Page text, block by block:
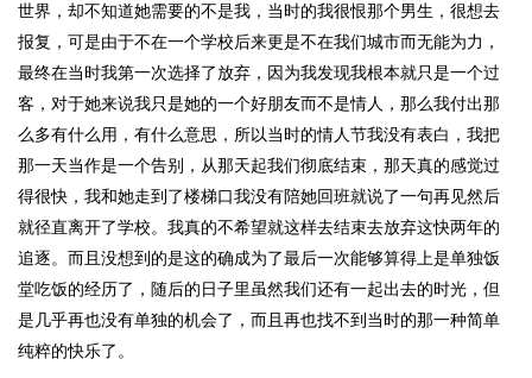
世界，却不知道她需要的不是我，当时的我很恨那个男生，很想去
报复，可是由于不在一个学校后来更是不在我们城市而无能为力，
最终在当时我第一次选择了放弃，因为我发现我根本就只是一个过
客，对于她来说我只是她的一个好朋友而不是情人，那么我付出那
么多有什么用，有什么意思，所以当时的情人节我没有表白，我把
那一天当作是一个告别，从那天起我们彻底结束，那天真的感觉过
得很快，我和她走到了楼梯口我没有陪她回班就说了一句再见然后
就径直离开了学校。我真的不希望就这样去结束去放弃这快两年的
追逐。而且没想到的是这的确成为了最后一次能够算得上是单独饭
堂吃饭的经历了，随后的日子里虽然我们还有一起出去的时光，但
是几乎再也没有单独的机会了，而且再也找不到当时的那一种简单
纯粹的快乐了。